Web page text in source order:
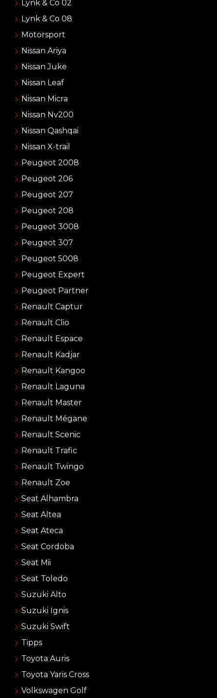
Lynk & Co 02
Lynk & Co 08
Motorsport
Nissan Ariya
Nissan Juke
Nissan Leaf
Nissan Micra
Nissan Nv200
Nissan Qashqai
Nissan X-trail
Peugeot 2008
Peugeot 206
Peugeot 207
Peugeot 208
Peugeot 3008
Peugeot 307
Peugeot 5008
Peugeot Expert
Peugeot Partner
Renault Captur
Renault Clio
Renault Espace
Renault Kadjar
Renault Kangoo
Renault Laguna
Renault Master
Renault Mégane
Renault Scenic
Renault Trafic
Renault Twingo
Renault Zoe
Seat Alhambra
Seat Altea
Seat Ateca
Seat Cordoba
Seat Mii
Seat Toledo
Suzuki Alto
Suzuki Ignis
Suzuki Swift
Tipps
Toyota Auris
Toyota Yaris Cross
Volkswagen Golf